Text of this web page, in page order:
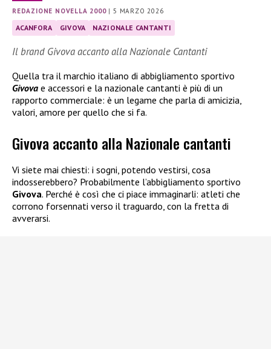
REDAZIONE NOVELLA 2000| 5 MARZO 2026
ACANFORA GIVOVA NAZIONALE CANTANTI
Il brand Givova accanto alla Nazionale Cantanti
Quella tra il marchio italiano di abbigliamento sportivo
Givova e accessori e la nazionale cantanti è più di un
rapporto commerciale: è un legame che parla di amicizia,
valori, amore per quello che si fa.
Givova accanto alla Nazionale cantanti
Vi siete mai chiesti: i sogni, potendo vestirsi, cosa
indosserebbero? Probabilmente l’abbigliamento sportivo
Givova. Perché è così che ci piace immaginarli: atleti che
corrono forsennati verso il traguardo, con la fretta di
avverarsi.